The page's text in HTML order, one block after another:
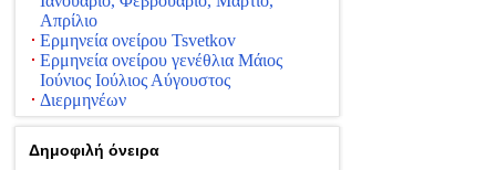
Απρίλιο
Ερμηνεία ονείρου Tsvetkov
Ερμηνεία ονείρου γενέθλια Μάιος
Ιούνιος Ιούλιος Αύγουστος
Διερμηνέων
Δημοφιλή όνειρα